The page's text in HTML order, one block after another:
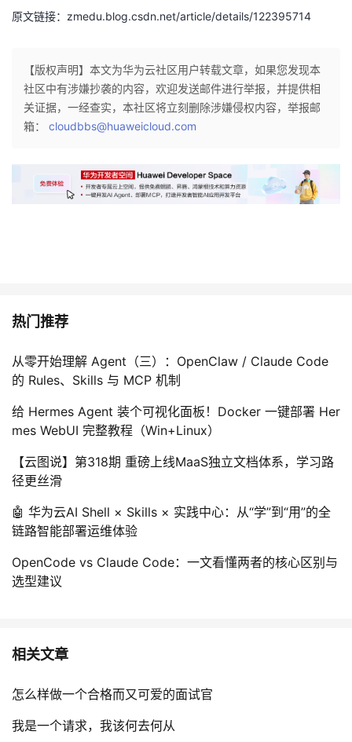
程
认
的
验
我
收
藏
议
原文链接：zmedu.blog.csdn.net/article/details/122395714
【版权声明】本文为华为云社区用户转载文章，如果您发现本
社区中有涉嫌抄袭的内容，欢迎发送邮件进行举报，并提供相
关证据，一经查实，本社区将立刻删除涉嫌侵权内容，举报邮
箱： cloudbbs@huaweicloud.com
热门推荐
从零开始理解 Agent（三）：OpenClaw / Claude Code
的 Rules、Skills 与 MCP 机制
给 Hermes Agent 装个可视化面板！Docker 一键部署 Her
mes WebUI 完整教程（Win+Linux）
【云图说】第318期 重磅上线MaaS独立文档体系，学习路
径更丝滑
🤖 华为云AI Shell × Skills × 实践中心：从“学”到“用”的全
链路智能部署运维体验
OpenCode vs Claude Code：一文看懂两者的核心区别与
选型建议
相关文章
怎么样做一个合格而又可爱的面试官
我是一个请求，我该何去何从